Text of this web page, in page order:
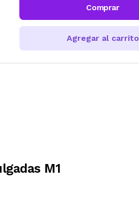
Comprar
Agregar al carrito
M1